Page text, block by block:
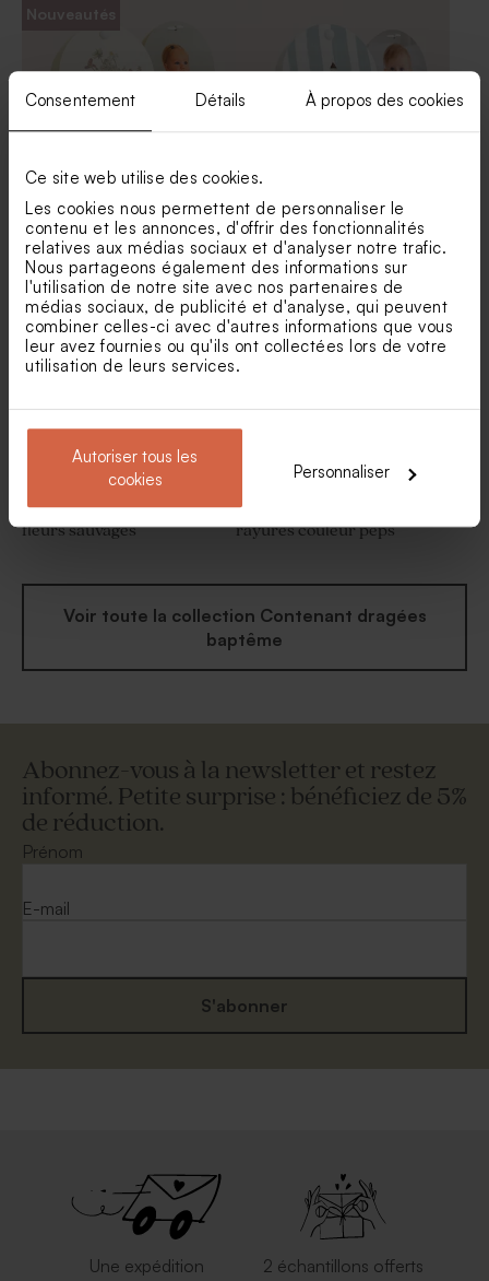
Consentement Détails À propos des cookies
Ce site web utilise des cookies.
Les cookies nous permettent de personnaliser le
contenu et les annonces, d'offrir des fonctionnalités
relatives aux médias sociaux et d'analyser notre trafic.
Nous partageons également des informations sur
l'utilisation de notre site avec nos partenaires de
médias sociaux, de publicité et d'analyse, qui peuvent
combiner celles-ci avec d'autres informations que vous
leur avez fournies ou qu'ils ont collectées lors de votre
utilisation de leurs services.
Autoriser tous les
cookies
Personnaliser
Dragées baptême couleur
champagne 1 kg (± 240 ex)
Dragées baptême marbré or
1 kg (± 240 ex)
Nouveautés
Etui à dragées baptême
fleurs champêtres et petits
chaussons
Etui à dragées baptême
chapelle fleurie
Etui à dragées baptême
fleurs sauvages
Contenant à dragées
rayures couleur peps
Voir toute la collection Contenant dragées
baptême
Abonnez-vous à la newsletter et restez
informé. Petite surprise : bénéficiez de 5%
de réduction.
Prénom
E-mail
S'abonner
Une expédition
2 échantillons offerts